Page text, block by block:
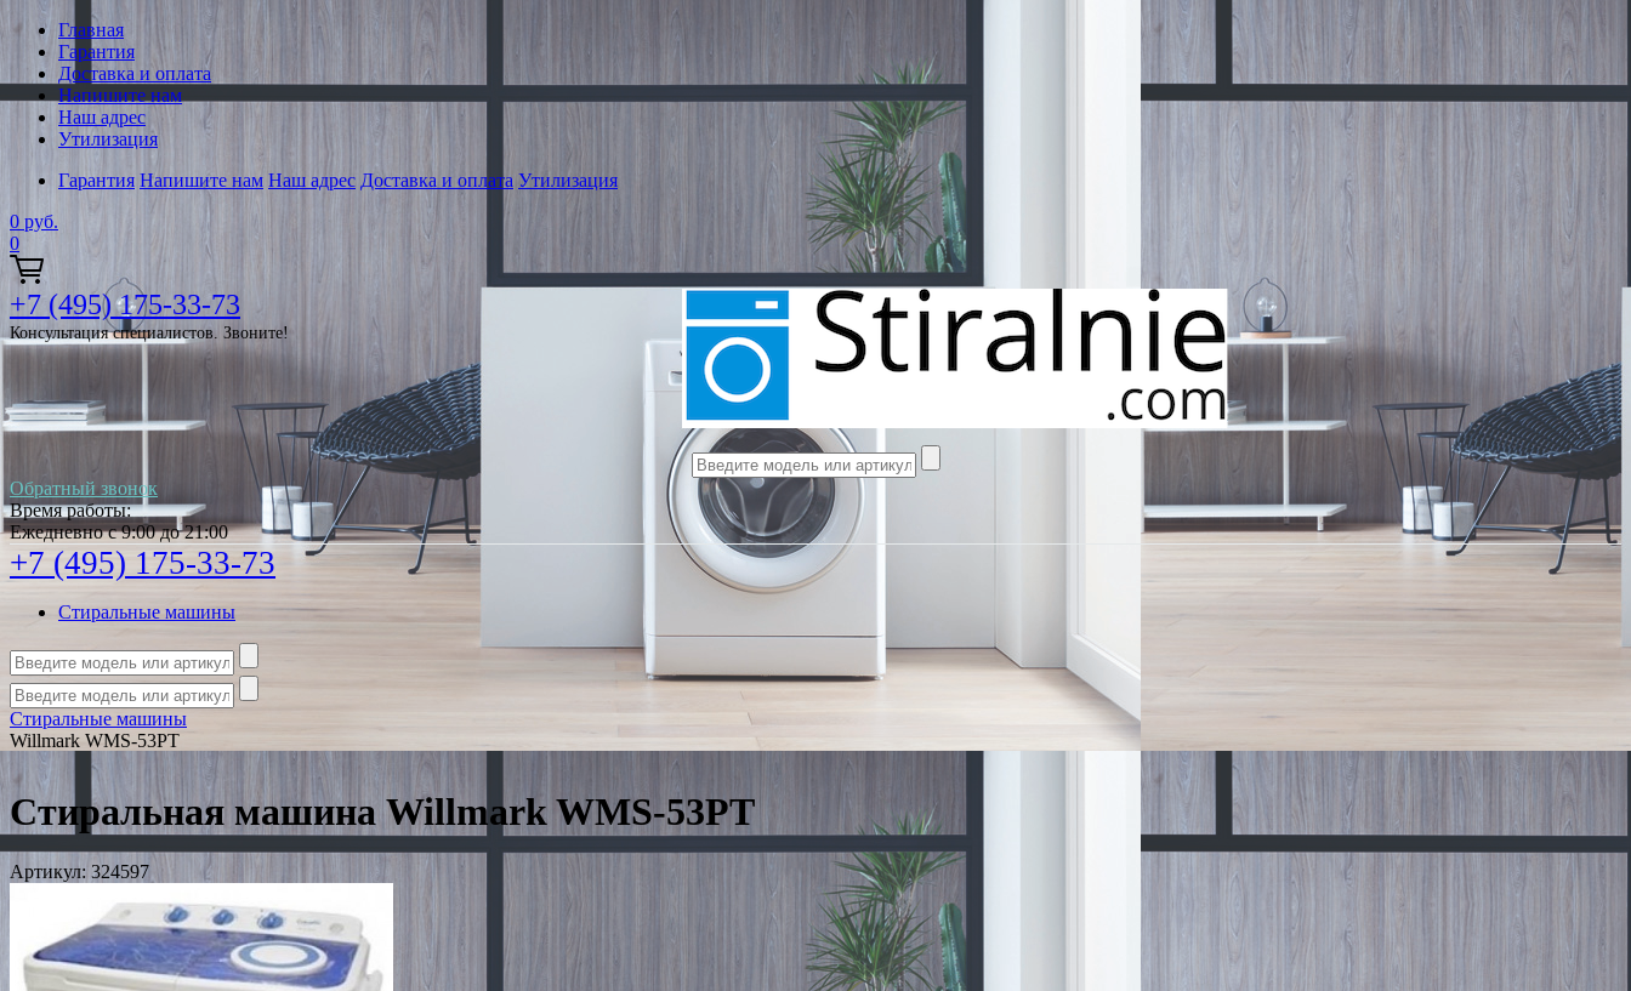
Главная
Гарантия
Доставка и оплата
Напишите нам
Наш адрес
Утилизация
Гарантия Напишите нам Наш адрес Доставка и оплата Утилизация
0 руб.
0
+7 (495) 175-33-73
Консультация специалистов. Звоните!
Обратный звонок
Время работы:
Ежедневно с 9:00 до 21:00
+7 (495) 175-33-73
Стиральные машины
Стиральные машины
Willmark WMS-53PT
Стиральная машина Willmark WMS-53PT
Артикул: 324597